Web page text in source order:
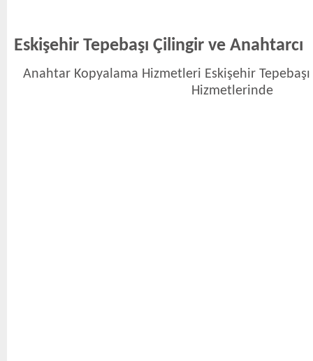
Eskişehir Tepebaşı Çilingir ve Anahtarcı
Anahtar Kopyalama Hizmetleri Eskişehir
Hizmetlerinde